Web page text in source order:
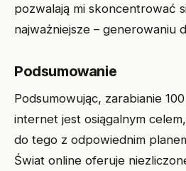
pozwalają mi skoncentrować
najważniejsze – generowaniu
Podsumowanie
Podsumowując, zarabianie
internet jest osiągalnym
do tego z odpowiednim
Świat online oferuje